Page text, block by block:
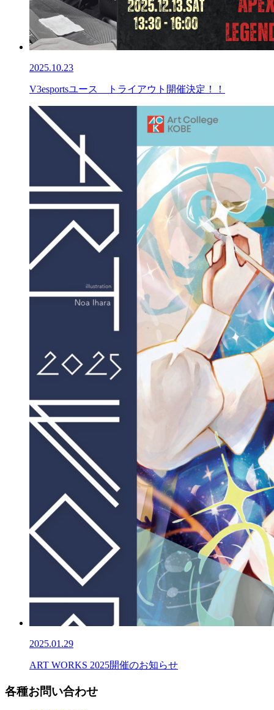
2025.10.23
V3esportsユース トライアウト開催決定！！
2025.01.29
ART WORKS 2025開催のお知らせ
各種お問い合わせ